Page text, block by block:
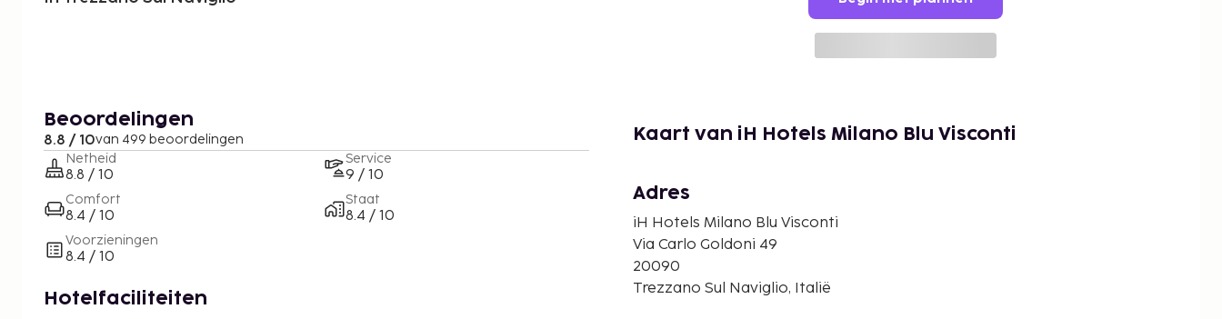
Beoordelingen
8.8 / 10van 499 beoordelingen
Netheid
8.8 / 10
Comfort
8.4 / 10
Voorzieningen
8.4 / 10
Service
9 / 10
Staat
8.4 / 10
Hotelfaciliteiten
Kaart van iH Hotels Milano Blu Visconti
Adres
iH Hotels Milano Blu Visconti
Via Carlo Goldoni 49
20090
Trezzano Sul Naviglio, Italië